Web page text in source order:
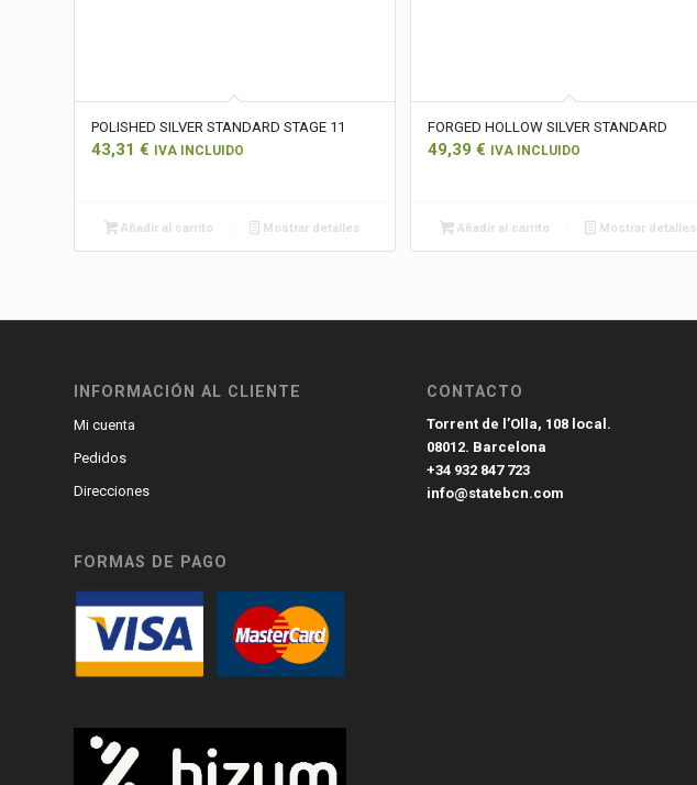
POLISHED SILVER STANDARD STAGE 11
43,31 € IVA INCLUIDO
Añadir al carrito Mostrar detalles
FORGED HOLLOW SILVER STANDARD
49,39 € IVA INCLUIDO
Añadir al carrito Mostrar detalles
INFORMACIÓN AL CLIENTE
Mi cuenta
Pedidos
Direcciones
FORMAS DE PAGO
CONTACTO
Torrent de l’Olla, 108 local.
08012. Barcelona
+34 932 847 723
info@statebcn.com